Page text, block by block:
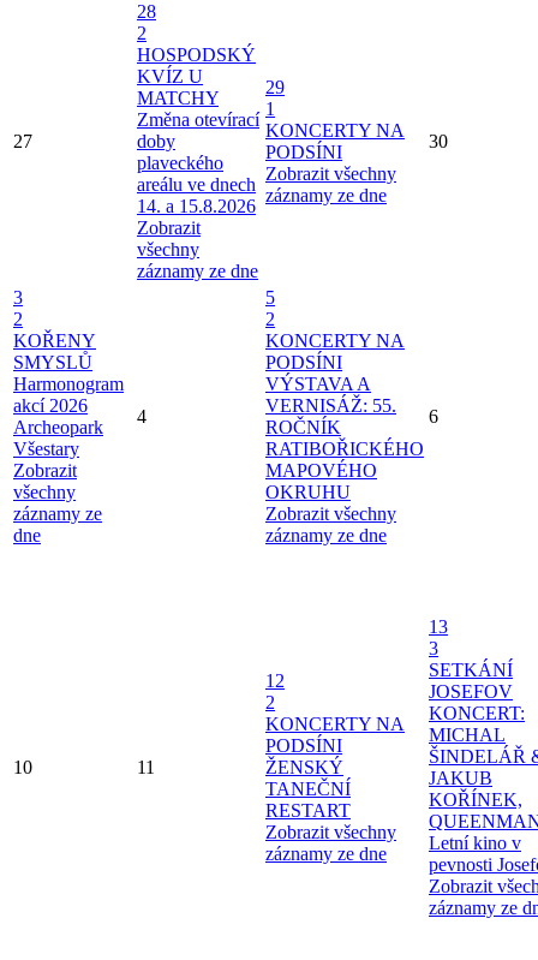
27
28
2
HOSPODSKÝ
KVÍZ U
MATCHY
Změna otevírací
doby
plaveckého
areálu ve dnech
14. a 15.8.2026
Zobrazit
všechny
záznamy ze dne
29
1
KONCERTY NA
PODSÍNI
Zobrazit všechny
záznamy ze dne
30
3
2
KOŘENY
SMYSLŮ
Harmonogram
akcí 2026
Archeopark
Všestary
Zobrazit
všechny
záznamy ze
dne
4
5
2
KONCERTY NA
PODSÍNI
VÝSTAVA A
VERNISÁŽ: 55.
ROČNÍK
RATIBOŘICKÉHO
MAPOVÉHO
OKRUHU
Zobrazit všechny
záznamy ze dne
6
10 11
12
2
KONCERTY NA
PODSÍNI
ŽENSKÝ
TANEČNÍ
RESTART
Zobrazit všechny
záznamy ze dne
13
3
SETKÁNÍ
JOSEFOV
KONCERT:
MICHAL
ŠINDELÁŘ
JAKUB
KOŘÍNEK,
Letní kino v
pevnosti
Zobrazit
záznamy ze